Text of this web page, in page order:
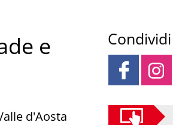
e
d'Aosta
Condividi